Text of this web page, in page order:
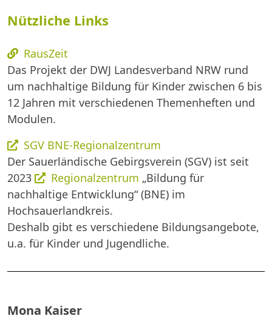
Nützliche Links
RausZeit
Das Projekt der DWJ Landesverband NRW rund
um nachhaltige Bildung für Kinder zwischen 6 bis
12 Jahren mit verschiedenen Themenheften und
Modulen.
SGV BNE-Regionalzentrum
Der Sauerländische Gebirgsverein (SGV) ist seit
2023
Regionalzentrum „Bildung für
nachhaltige Entwicklung“ (BNE) im
Hochsauerlandkreis.
Deshalb gibt es verschiedene Bildungsangebote,
u.a. für Kinder und Jugendliche.
Mona Kaiser